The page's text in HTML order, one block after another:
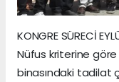
KONGRE SÜRECİ
Nüfus kriterine
binasındaki tadilat